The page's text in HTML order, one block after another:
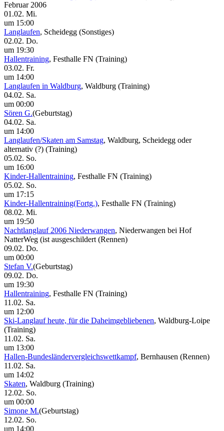
Februar 2006
01.02. Mi.
um 15:00
Langlaufen, Scheidegg (Sonstiges)
02.02. Do.
um 19:30
Hallentraining, Festhalle FN (Training)
03.02. Fr.
um 14:00
Langlaufen in Waldburg, Waldburg (Training)
04.02. Sa.
um 00:00
Sören G.(Geburtstag)
04.02. Sa.
um 14:00
Langlaufen/Skaten am Samstag, Waldburg, Scheidegg oder
alternativ (?) (Training)
05.02. So.
um 16:00
Kinder-Hallentraining, Festhalle FN (Training)
05.02. So.
um 17:15
Kinder-Hallentraining(Fortg.), Festhalle FN (Training)
08.02. Mi.
um 19:50
Nachtlanglauf 2006 Niederwangen, Niederwangen bei Hof
NatterWeg (ist ausgeschildert (Rennen)
09.02. Do.
um 00:00
Stefan V.(Geburtstag)
09.02. Do.
um 19:30
Hallentraining, Festhalle FN (Training)
11.02. Sa.
um 12:00
Ski-Langlauf heute, für die Daheimgebliebenen, Waldburg-Loipe
(Training)
11.02. Sa.
um 13:00
Hallen-Bundesländervergleichswettkampf, Bernhausen (Rennen)
11.02. Sa.
um 14:02
Skaten, Waldburg (Training)
12.02. So.
um 00:00
Simone M.(Geburtstag)
12.02. So.
um 14:00